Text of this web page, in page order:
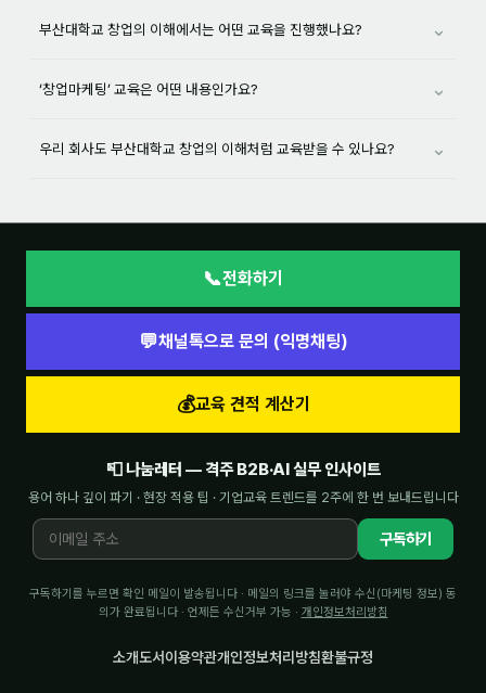
부산대학교 창업의 이해에서는 어떤 교육을 진행했나요? ⌄
‘창업마케팅’ 교육은 어떤 내용인가요? ⌄
우리 회사도 부산대학교 창업의 이해처럼 교육받을 수 있나요? ⌄
📞전화하기
💬채널톡으로 문의 (익명채팅)
💰교육 견적 계산기
📮 나눔레터 — 격주 B2B·AI 실무 인사이트
용어 하나 깊이 파기 · 현장 적용 팁 · 기업교육 트렌드를 2주에 한 번 보내드립니다
구독하기
구독하기를 누르면 확인 메일이 발송됩니다 · 메일의 링크를 눌러야 수신(마케팅 정보) 동
의가 완료됩니다 · 언제든 수신거부 가능 · 개인정보처리방침
소개도서이용약관개인정보처리방침환불규정